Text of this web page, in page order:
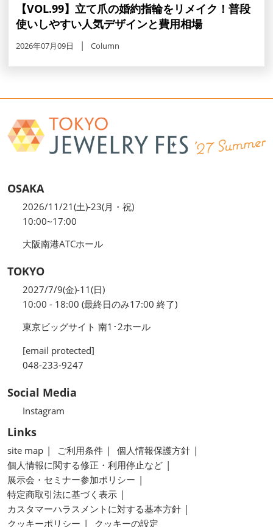
【VOL.99】立て爪の婚約指輪をリメイク！普段
使いしやすい人気デザインと費用相場
2026年07月09日 Column
OSAKA
2026/11/21(土)-23(月・祝)
10:00~17:00
大阪南港ATCホール
TOKYO
2027/7/9(金)-11(日)
10:00 - 18:00 (最終日のみ17:00 終了)
東京ビッグサイト 南1･2ホール
[email protected]
048-233-9247
Social Media
Instagram
Links
site map ご利用条件
個人情報保護方針
個人情報に関する修正・利用停止など
展示会・セミナー参加ポリシー
特定商取引法に基づく表示
カスタマーハラスメントに対する基本方針
クッキーポリシー
クッキーの設定